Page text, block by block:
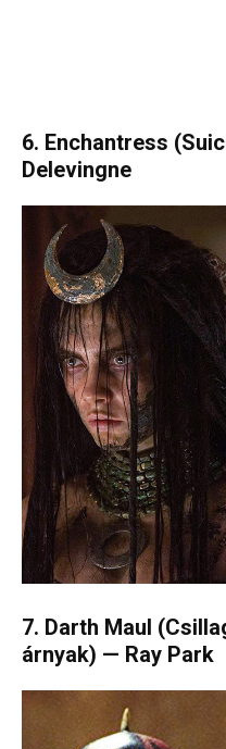
6. Enchantress
Delevingne
7. Darth Maul
árnyak) — Ray Park